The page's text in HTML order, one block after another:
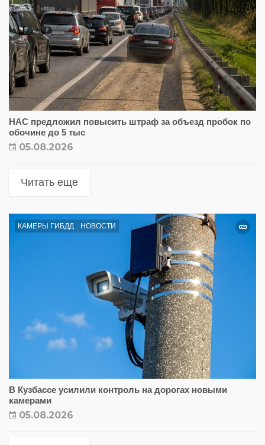
НАС предложил повысить штраф за объезд пробок по
обочине до 5 тыс
05.08.2026
Читать еще
КАМЕРЫ ГИБДД НОВОСТИ
В Кузбассе усилили контроль на дорогах новыми
камерами
05.08.2026